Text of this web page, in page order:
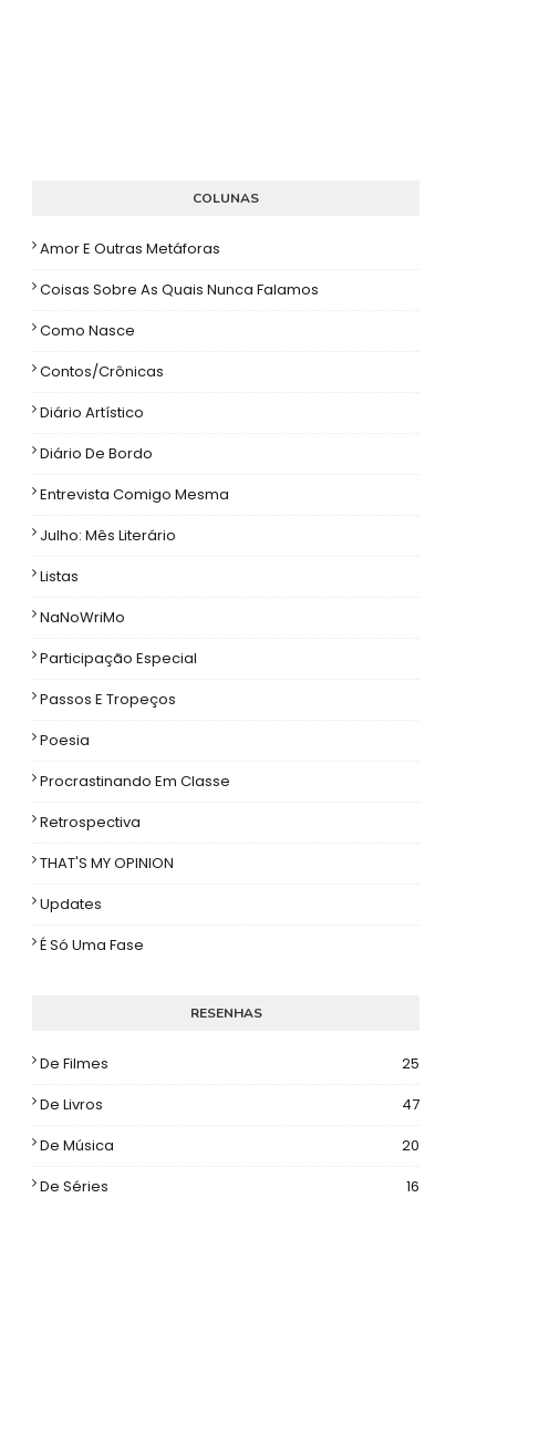
COLUNAS
Amor E Outras Metáforas
Coisas Sobre As Quais Nunca Falamos
Como Nasce
Contos/Crônicas
Diário Artístico
Diário De Bordo
Entrevista Comigo Mesma
Julho: Mês Literário
Listas
NaNoWriMo
Participação Especial
Passos E Tropeços
Poesia
Procrastinando Em Classe
Retrospectiva
THAT'S MY OPINION
Updates
É Só Uma Fase
RESENHAS
De Filmes
25
De Livros
47
De Música
20
De Séries
16